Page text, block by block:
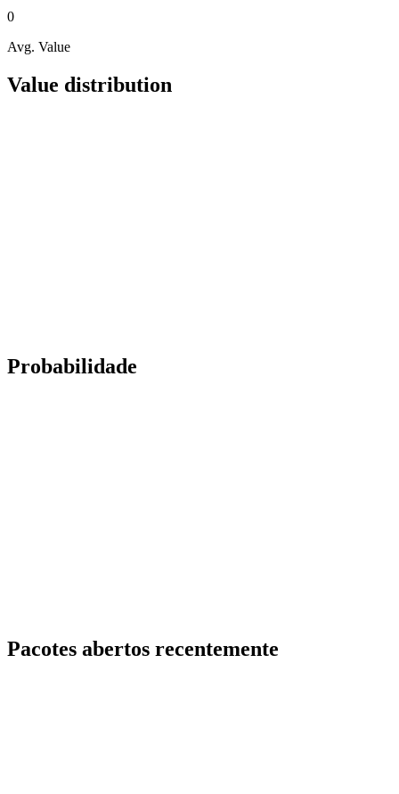
0
Avg. Value
Value distribution
Probabilidade
Pacotes abertos recentemente